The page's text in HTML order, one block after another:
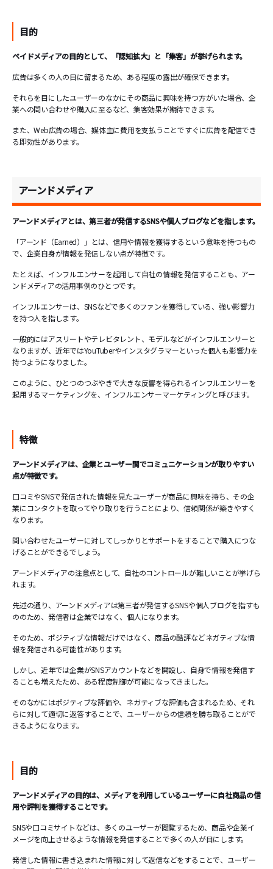
目的
ペイドメディアの目的として、「認知拡大」と「集客」が挙げられます。
広告は多くの人の目に留まるため、ある程度の露出が確保できます。
それらを目にしたユーザーのなかにその商品に興味を持つ方がいた場合、企
業への問い合わせや購入に至るなど、集客効果が期待できます。
また、Web広告の場合、媒体主に費用を支払うことですぐに広告を配信でき
る即効性があります。
アーンドメディア
アーンドメディアとは、第三者が発信するSNSや個人ブログなどを指します。
「アーンド（Earned）」とは、信用や情報を獲得するという意味を持つもの
で、企業自身が情報を発信しない点が特徴です。
たとえば、インフルエンサーを起用して自社の情報を発信することも、アー
ンドメディアの活用事例のひとつです。
インフルエンサーは、SNSなどで多くのファンを獲得している、強い影響力
を持つ人を指します。
一般的にはアスリートやテレビタレント、モデルなどがインフルエンサーと
なりますが、近年ではYouTuberやインスタグラマーといった個人も影響力を
持つようになりました。
このように、ひとつのつぶやきで大きな反響を得られるインフルエンサーを
起用するマーケティングを、インフルエンサーマーケティングと呼びます。
特徴
アーンドメディアは、企業とユーザー間でコミュニケーションが取りやすい
点が特徴です。
口コミやSNSで発信された情報を見たユーザーが商品に興味を持ち、その企
業にコンタクトを取ってやり取りを行うことにより、信頼関係が築きやすく
なります。
問い合わせたユーザーに対してしっかりとサポートをすることで購入につな
げることができるでしょう。
アーンドメディアの注意点として、自社のコントロールが難しいことが挙げら
れます。
先述の通り、アーンドメディアは第三者が発信するSNSや個人ブログを指すも
ののため、発信者は企業ではなく、個人になります。
そのため、ポジティブな情報だけではなく、商品の酷評などネガティブな情
報を発信される可能性があります。
しかし、近年では企業がSNSアカウントなどを開設し、自身で情報を発信す
ることも増えたため、ある程度制御が可能になってきました。
そのなかにはポジティブな評価や、ネガティブな評価も含まれるため、それ
らに対して適切に返答することで、ユーザーからの信頼を勝ち取ることがで
きるようになります。
目的
アーンドメディアの目的は、メディアを利用しているユーザーに自社商品の信
用や評判を獲得することです。
SNSや口コミサイトなどは、多くのユーザーが閲覧するため、商品や企業イ
メージを向上させるような情報を発信することで多くの人が目にします。
発信した情報に書き込まれた情報に対して返信などをすることで、ユーザー